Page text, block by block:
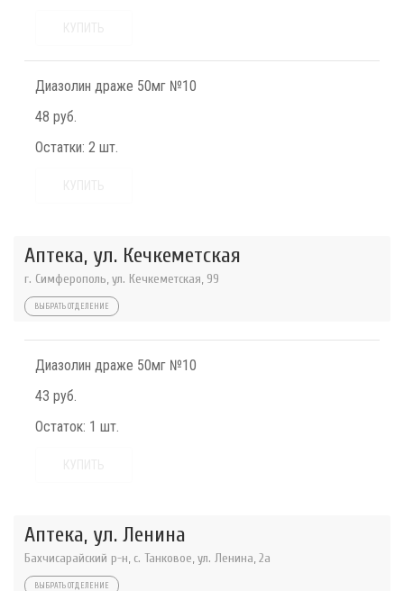
Диазолин драже 50мг №10
48 руб.
Остатки: 2 шт.
Аптека, ул. Кечкеметская
г. Симферополь, ул. Кечкеметская, 99
ВЫБРАТЬ ОТДЕЛЕНИЕ
Диазолин драже 50мг №10
43 руб.
Остаток: 1 шт.
Аптека, ул. Ленина
Бахчисарайский р-н, с. Танковое, ул. Ленина, 2а
ВЫБРАТЬ ОТДЕЛЕНИЕ